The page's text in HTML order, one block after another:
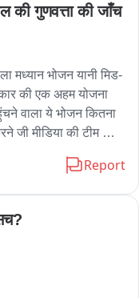
की गुणवत्ता की जाँच
मध्यान भोजन यानी मिड-
की एक अहम योजना
वाला ये भोजन कितना
जी मीडिया की टीम
को साफ-सुथरे तरीके से
400 बच्चों का भोजन
तैयारी चल रही है। रसोई
के लिए खिचड़ी तैयार की
हैं और उन्हें थाली में
है। वहीं है बच्चों को
Report